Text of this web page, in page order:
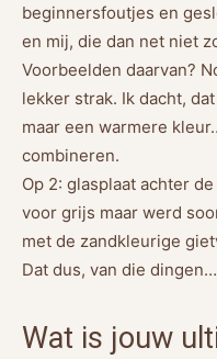
beginnersfoutjes en
en mij, die dan net niet
Voorbeelden daarvan?
lekker strak. Ik dacht,
maar een warmere
combineren.
Op 2: glasplaat achter
voor grijs maar werd
met de zandkleurige
Dat dus, van die
Wat is jouw